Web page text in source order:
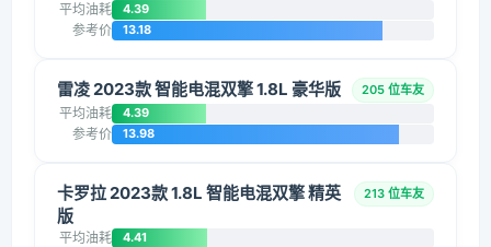
平均油耗 4.39
参考价 13.18
雷凌 2023款 智能电混双擎 1.8L 豪华版 205 位车友
平均油耗 4.39
参考价 13.98
卡罗拉 2023款 1.8L 智能电混双擎 精英
版
213 位车友
平均油耗 4.41